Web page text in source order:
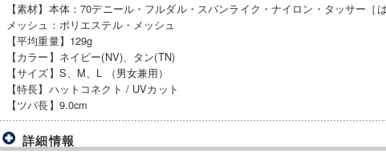
【素材】本体：70デニール・フルダル・スパンライク・ナイロン・タッサー［は
メッシュ：ポリエステル・メッシュ
【平均重量】129g
【カラー】ネイビー(NV)、タン(TN)
【サイズ】S、M、L （男女兼用）
【特長】ハットコネクト / UVカット
【ツバ長】9.0cm
詳細情報